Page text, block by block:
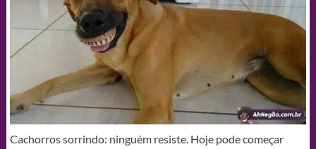
Cachorros sorrindo: ninguém resiste. Hoje pode começar